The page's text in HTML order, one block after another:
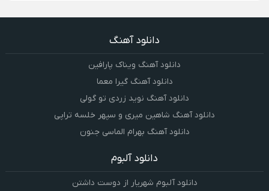
دانلود آهنگ
دانلود آهنگ ویناک پارافین
دانلود آهنگ گیرا معما
دانلود آهنگ نوید زردی تو گولی
دانلود آهنگ شاهین میری و سپهر خلسه تراپی
دانلود آهنگ بهرام الماسی جنون
دانلود آلبوم
دانلود آلبوم شهریار از دوست داشتن